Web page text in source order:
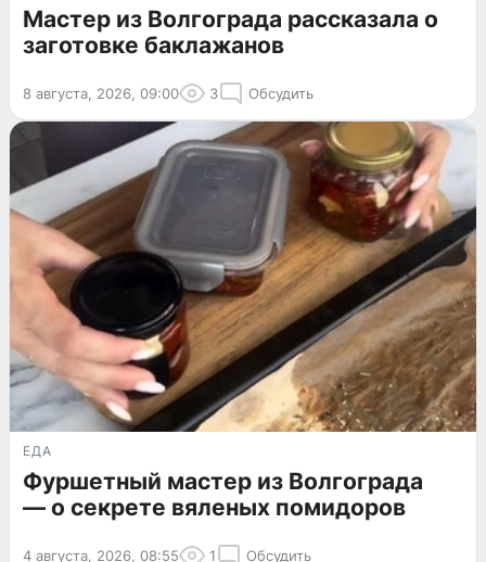
Мастер из Волгограда рассказала о
заготовке баклажанов
8 августа, 2026, 09:00 3 Обсудить
ЕДА
Фуршетный мастер из Волгограда
— о секрете вяленых помидоров
4 августа, 2026, 08:55 1 Обсудить